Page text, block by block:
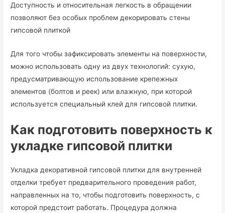
Доступность и относительная легкость в обращении
позволяют без особых проблем декорировать стены
гипсовой плиткой
Для того чтобы зафиксировать элементы на поверхности,
можно использовать одну из двух технологий: сухую,
предусматривающую использование крепежных
элементов (болтов и реек) или влажную, при которой
используется специальный клей для гипсовой плитки.
Как подготовить поверхность к
укладке гипсовой плитки
Укладка декоративной гипсовой плитки для внутренней
отделки требует предварительного проведения работ,
направленных на то, чтобы подготовить поверхность, с
которой предстоит работать. Процедура должна